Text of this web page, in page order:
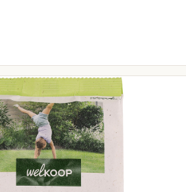
prijs € 17,50